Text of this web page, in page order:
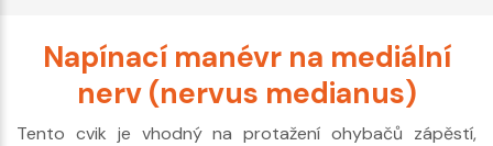
Napínací manévr na mediální
nerv (nervus medianus)
Tento cvik je vhodný na protažení ohybačů zápěstí,